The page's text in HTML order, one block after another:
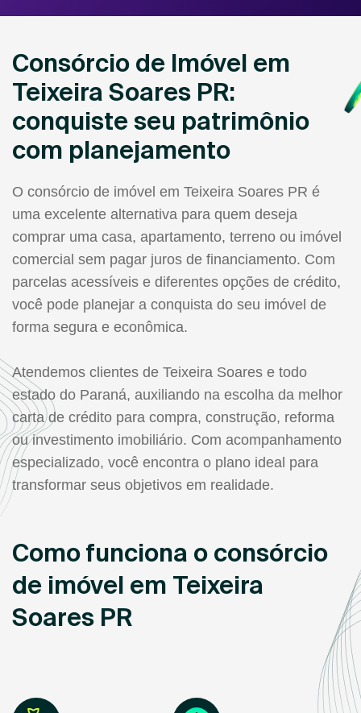
Consórcio de Imóvel em
Teixeira Soares PR:
conquiste seu patrimônio
com planejamento
O consórcio de imóvel em Teixeira Soares PR é
uma excelente alternativa para quem deseja
comprar uma casa, apartamento, terreno ou imóvel
comercial sem pagar juros de financiamento. Com
parcelas acessíveis e diferentes opções de crédito,
você pode planejar a conquista do seu imóvel de
forma segura e econômica.
Atendemos clientes de Teixeira Soares e todo
estado do Paraná, auxiliando na escolha da melhor
carta de crédito para compra, construção, reforma
ou investimento imobiliário. Com acompanhamento
especializado, você encontra o plano ideal para
transformar seus objetivos em realidade.
Como funciona o consórcio
de imóvel em Teixeira
Soares PR